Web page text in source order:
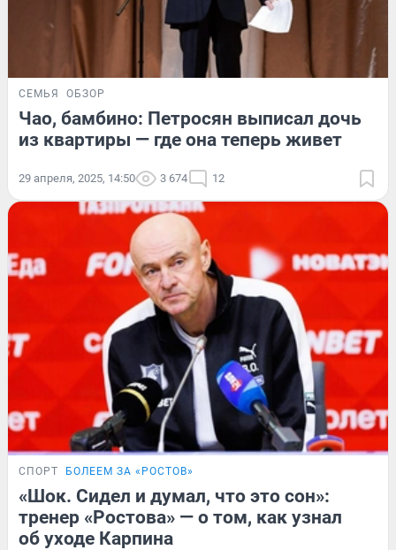
СЕМЬЯ ОБЗОР
Чао, бамбино: Петросян выписал дочь
из квартиры — где она теперь живет
29 апреля, 2025, 14:50 3 674 12
СПОРТ БОЛЕЕМ ЗА «РОСТОВ»
«Шок. Сидел и думал, что это сон»:
тренер «Ростова» — о том, как узнал
об уходе Карпина